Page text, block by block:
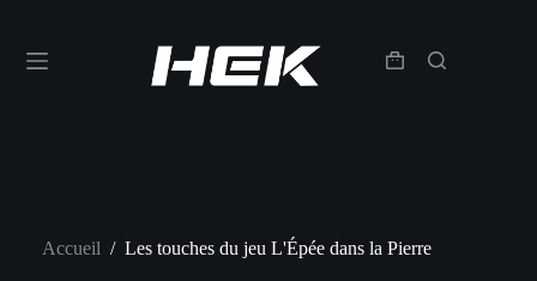
Accueil / Les touches du jeu L'Épée dans la Pierre